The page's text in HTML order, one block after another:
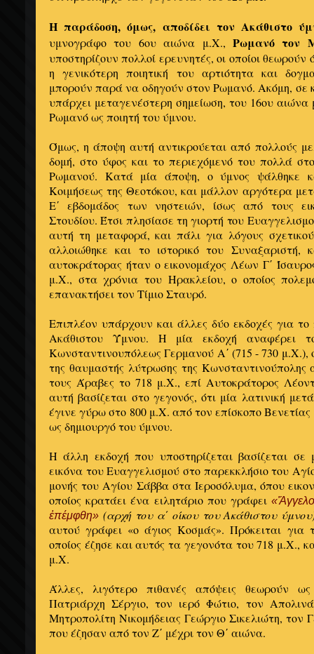
Η παράδοση, όμως, αποδίδει τον Ακάθιστο
υμνογράφο του 6ου αιώνα μ.Χ., Ρωμανό τον
υποστηρίζουν πολλοί ερευνητές, οι οποίοι θεωρούν
η γενικότερη ποιητική του αρτιότητα και
μπορούν παρά να οδηγούν στον Ρωμανό. Ακόμη, σε
υπάρχει μεταγενέστερη σημείωση, του 16ου
Ρωμανό ως ποιητή του ύμνου.
Όμως, η άποψη αυτή αντικρούεται από πολλούς
δομή, στο ύφος και το περιεχόμενό του πολλά
Ρωμανού. Κατά μία άποψη, ο ύμνος ψάλθηκε
Κοιμήσεως της Θεοτόκου, και μάλλον αργότερα
Ε΄ εβδομάδος των νηστειών, ίσως από τους
Στουδίου. Έτσι πλησίασε τη γιορτή του
αυτή τη μεταφορά, και πάλι για λόγους
αλλοιώθηκε και το ιστορικό του
αυτοκράτορας ήταν ο εικονομάχος Λέων Γ΄
μ.Χ., στα χρόνια του Ηρακλείου, ο οποίος
επανακτήσει τον Τίμιο Σταυρό.
Επιπλέον υπάρχουν και άλλες δύο εκδοχές για
Ακάθιστου Ύμνου. Η μία εκδοχή αναφέρει
Κωνσταντινουπόλεως Γερμανού Α΄ (715 - 730 μ.Χ.),
της θαυμαστής λύτρωσης της Κωνσταντινούπολης
τους Άραβες το 718 μ.Χ., επί Αυτοκράτορος
αυτή βασίζεται στο γεγονός, ότι μία λατινική
έγινε γύρω στο 800 μ.Χ. από τον επίσκοπο
ως δημιουργό του ύμνου.
Η άλλη εκδοχή που υποστηρίζεται βασίζεται σε
εικόνα του Ευαγγελισμού στο παρεκκλήσιο του
μονής του Αγίου Σάββα στα Ιεροσόλυμα, όπου
οποίος κρατάει ένα ειλητάριο που γράφει
ἐπέμφθη» (αρχή του α΄ οίκου του Ακάθιστου
αυτού γράφει «ο άγιος Κοσμάς». Πρόκειται
οποίος έζησε και αυτός τα γεγονότα του 718 μ.Χ.,
μ.Χ.
Άλλες, λιγότερο πιθανές απόψεις θεωρούν
Πατριάρχη Σέργιο, τον ιερό Φώτιο, τον
Μητροπολίτη Νικομήδειας Γεώργιο Σικελιώτη, τον
που έζησαν από τον Ζ΄ μέχρι τον Θ΄ αιώνα.